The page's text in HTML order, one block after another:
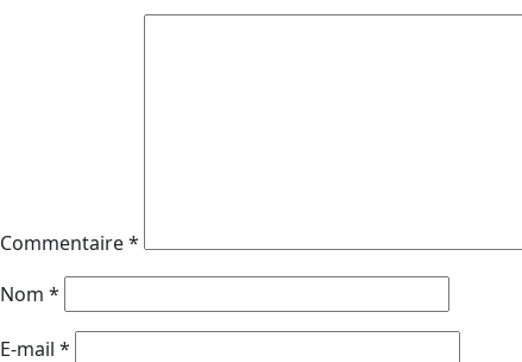
Commentaire*
Nom *
E-mail *